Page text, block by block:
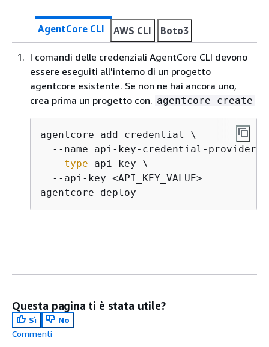
AgentCore CLI AWS CLI Boto3
I comandi delle credenziali AgentCore CLI devono
essere eseguiti all'interno di un progetto
agentcore esistente. Se non ne hai ancora uno,
crea prima un progetto con. agentcore create
agentcore add credential \
  --name api-key-credential-provider \
  --
type api-key \
  --api-key <API_KEY_VALUE>
agentcore deploy
Questa pagina ti è stata utile?
Sì
No
Commenti